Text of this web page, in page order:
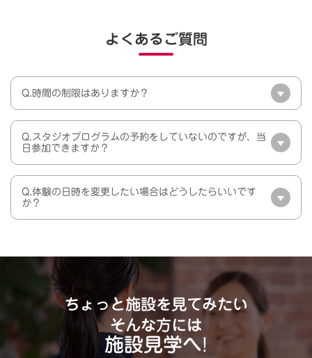
よくあるご質問
Q.時間の制限はありますか？
Q.スタジオプログラムの予約をしていないのですが、当
日参加できますか？
Q.体験の日時を変更したい場合はどうしたらいいです
か？
ちょっと施設を見てみたい
そんな方には
施設見学へ!